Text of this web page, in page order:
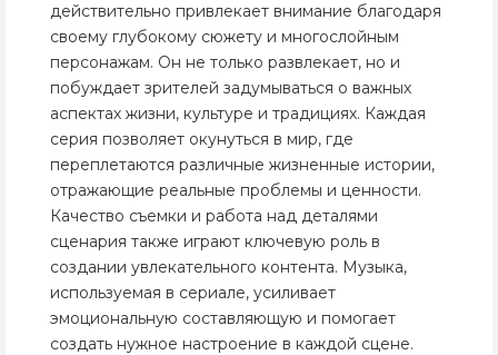
действительно привлекает внимание благодаря
своему глубокому сюжету и многослойным
персонажам. Он не только развлекает, но и
побуждает зрителей задумываться о важных
аспектах жизни, культуре и традициях. Каждая
серия позволяет окунуться в мир, где
переплетаются различные жизненные истории,
отражающие реальные проблемы и ценности.
Качество съемки и работа над деталями
сценария также играют ключевую роль в
создании увлекательного контента. Музыка,
используемая в сериале, усиливает
эмоциональную составляющую и помогает
создать нужное настроение в каждой сцене.